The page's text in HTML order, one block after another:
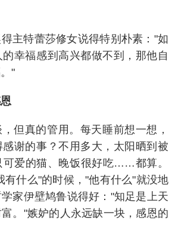
主特蕾莎修女说得特别朴素："如
幸福感到高兴都做不到，那他自
"
但真的管用。每天睡前想一想，
谢的事？不用多大，太阳晒到被
可爱的猫、晚饭很好吃……都算。
有什么"的时候，"他有什么"就没地
家伊壁鸠鲁说得好："知足是上天
。"嫉妒的人永远缺一块，感恩的